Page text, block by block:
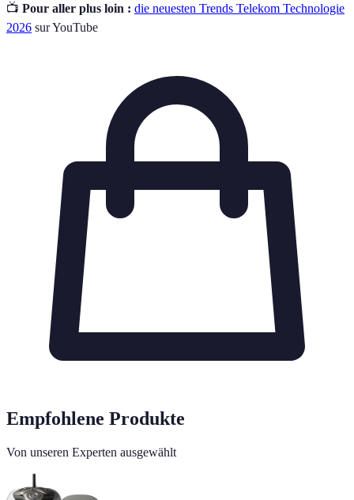
📺 Pour aller plus loin : die neuesten Trends Telekom Technologie
2026 sur YouTube
Empfohlene Produkte
Von unseren Experten ausgewählt